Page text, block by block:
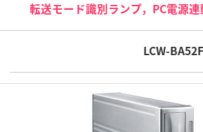
転送モード識別ランプ，PC電源
LCW-